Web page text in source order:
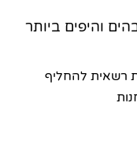
והיפים ביותר
רשאית להחליף